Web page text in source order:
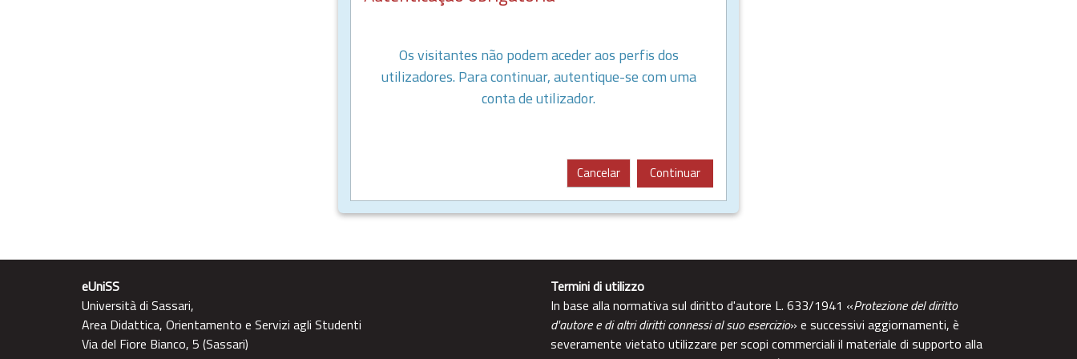
Os visitantes não podem aceder aos perfis dos
utilizadores. Para continuar, autentique-se com uma
conta de utilizador.
Cancelar Continuar
eUniSS
Università di Sassari,
Area Didattica, Orientamento e Servizi agli Studenti
Via del Fiore Bianco, 5 (Sassari)
Termini di utilizzo
In base alla normativa sul diritto d'autore L. 633/1941 «Protezione del diritto
d'autore e di altri diritti connessi al suo esercizio» e successivi aggiornamenti, è
severamente vietato utilizzare per scopi commerciali il materiale di supporto alla